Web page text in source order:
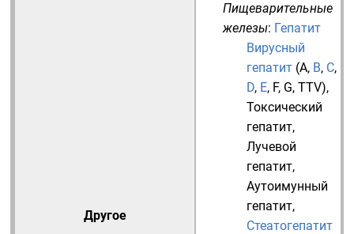
Другое
Пищеварительные
железы: Гепатит
Вирусный
гепатит (A, B, C,
D, E, F, G, TTV),
Токсический
гепатит,
Лучевой
гепатит,
Аутоимунный
гепатит,
Стеатогепатит